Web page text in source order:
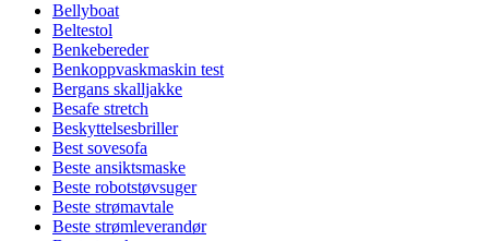
Bellyboat
Beltestol
Benkebereder
Benkoppvaskmaskin test
Bergans skalljakke
Besafe stretch
Beskyttelsesbriller
Best sovesofa
Beste ansiktsmaske
Beste robotstøvsuger
Beste strømavtale
Beste strømleverandør